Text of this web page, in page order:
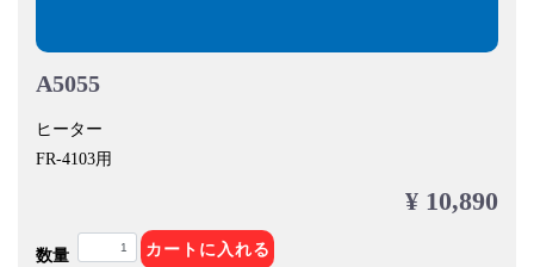
A5055
ヒーター
FR-4103用
¥ 10,890
数量 カートに入れる